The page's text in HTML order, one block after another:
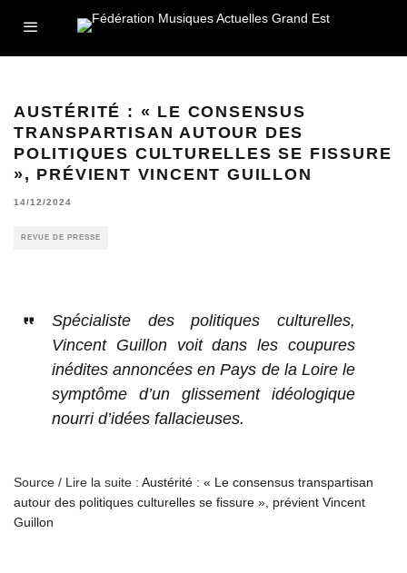
AUSTÉRITÉ : « LE CONSENSUS
TRANSPARTISAN AUTOUR DES
POLITIQUES CULTURELLES SE FISSURE
», PRÉVIENT VINCENT GUILLON
14/12/2024
REVUE DE PRESSE
Spécialiste des politiques culturelles,
Vincent Guillon voit dans les coupures
inédites annoncées en Pays de la Loire le
symptôme d’un glissement idéologique
nourri d’idées fallacieuses.
Source / Lire la suite : Austérité : « Le consensus transpartisan
autour des politiques culturelles se fissure », prévient Vincent
Guillon